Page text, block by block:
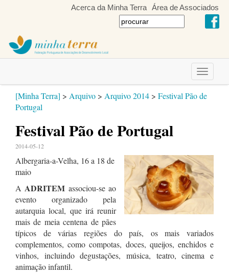
Acerca da Minha Terra Área de Associados
Toggle
[Minha Terra] > Arquivo > Arquivo 2014 > Festival Pão de
Portugal
Festival Pão de Portugal
2014-05-12
Albergaria-a-Velha, 16 a 18 de
maio
A ADRITEM associou-se ao
evento organizado pela
autarquia local, que irá reunir
mais de meia centena de pães
típicos de várias regiões do país, os mais variados
complementos, como compotas, doces, queijos, enchidos e
vinhos, incluindo degustações, música, teatro, cinema e
animação infantil.